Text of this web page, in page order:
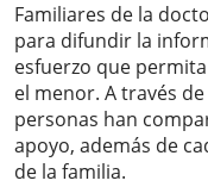
Familiares de la
para difundir la
esfuerzo que
el menor. A través
personas han
apoyo, además de
de la familia.